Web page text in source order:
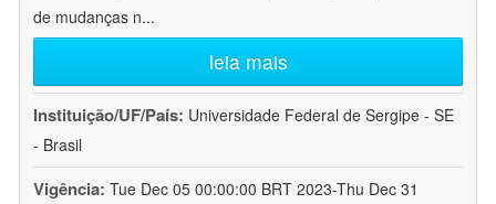
de mudanças n...
leia mais
Instituição/UF/País: Universidade Federal de Sergipe - SE
- Brasil
Vigência: Tue Dec 05 00:00:00 BRT 2023-Thu Dec 31